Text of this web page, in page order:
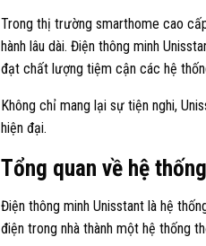
Trong thị trường smarthome cao
hành lâu dài. Điện thông minh
đạt chất lượng tiệm cận các hệ
Không chỉ mang lại sự tiện nghi,
hiện đại.
Tổng quan về hệ
Điện thông minh Unisstant là hệ
điện trong nhà thành một hệ thống